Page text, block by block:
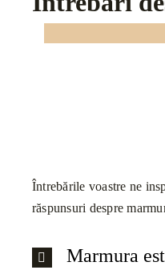
Întrebările voastre ne
răspunsuri despre
Marmura